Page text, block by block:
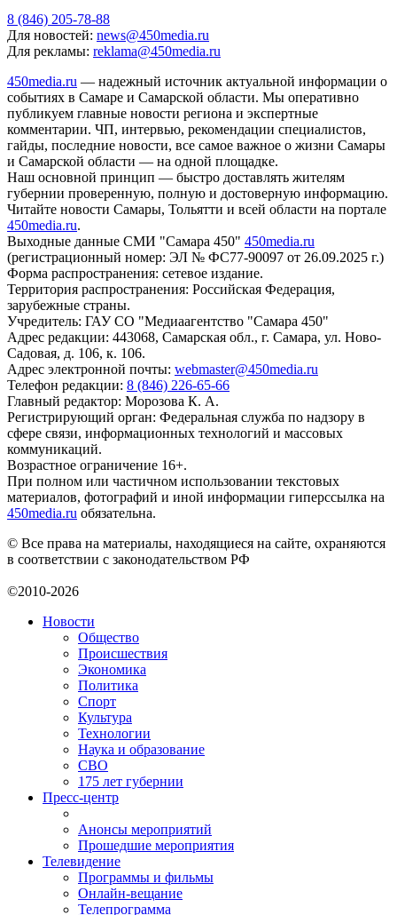
8 (846) 205-78-88
Для новостей: news@450media.ru
Для рекламы: reklama@450media.ru
450media.ru — надежный источник актуальной информации о
событиях в Самаре и Самарской области. Мы оперативно
публикуем главные новости региона и экспертные
комментарии. ЧП, интервью, рекомендации специалистов,
гайды, последние новости, все самое важное о жизни Самары
и Самарской области — на одной площадке.
Наш основной принцип — быстро доставлять жителям
губернии проверенную, полную и достоверную информацию.
Читайте новости Самары, Тольятти и всей области на портале
450media.ru.
Выходные данные СМИ "Самара 450" 450media.ru
(регистрационный номер: ЭЛ № ФС77-90097 от 26.09.2025 г.)
Форма распространения: сетевое издание.
Территория распространения: Российская Федерация,
зарубежные страны.
Учредитель: ГАУ СО "Медиаагентство "Самара 450"
Адрес редакции: 443068, Самарская обл., г. Самара, ул. Ново-
Садовая, д. 106, к. 106.
Адрес электронной почты: webmaster@450media.ru
Телефон редакции: 8 (846) 226-65-66
Главный редактор: Морозова К. А.
Регистрирующий орган: Федеральная служба по надзору в
сфере связи, информационных технологий и массовых
коммуникаций.
Возрастное ограничение 16+.
При полном или частичном использовании текстовых
материалов, фотографий и иной информации гиперссылка на
450media.ru обязательна.
© Все права на материалы, находящиеся на сайте, охраняются
в соответствии с законодательством РФ
©2010-2026
Новости
Общество
Происшествия
Экономика
Политика
Спорт
Культура
Технологии
Наука и образование
СВО
175 лет губернии
Пресс-центр
Анонсы мероприятий
Прошедшие мероприятия
Телевидение
Программы и фильмы
Онлайн-вещание
Телепрограмма